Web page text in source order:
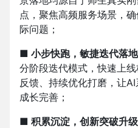
点，聚焦高频服务场景，
际问题；
■ 小步快跑，敏捷迭代落地
分阶段迭代模式，快速上
反馈、持续优化打磨，让
成长完善；
■ 积累沉淀，创新突破升级